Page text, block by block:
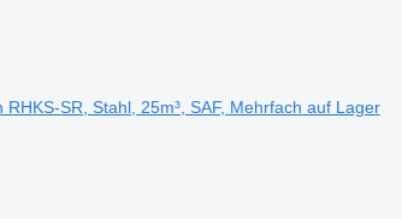
RHKS-SR, Stahl, 25m³, SAF, Mehrfach auf Lager